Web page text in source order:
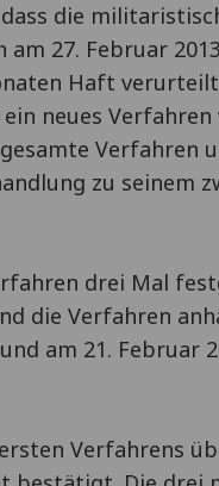
die
27. Februar
Haft
neues
Verfahren
zu seinem
drei Mal
die Verfahren
am 21. Februar
Verfahrens